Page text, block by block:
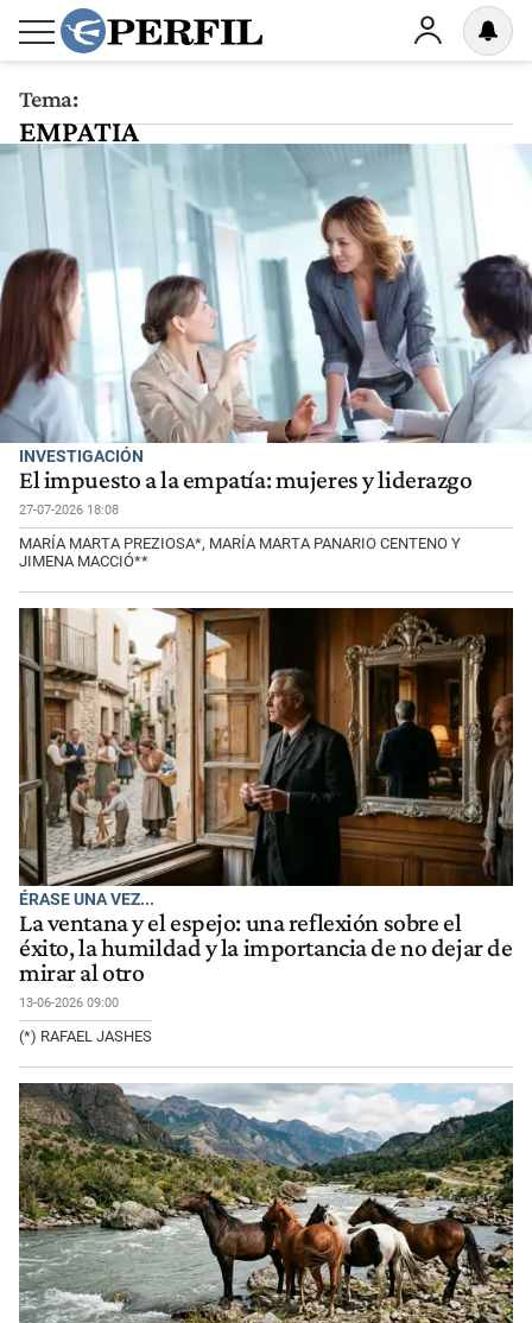
Tema:
EMPATIA
INVESTIGACIÓN
El impuesto a la empatía: mujeres y liderazgo
27-07-2026 18:08
MARÍA MARTA PREZIOSA*, MARÍA MARTA PANARIO CENTENO Y
JIMENA MACCIÓ**
ÉRASE UNA VEZ...
La ventana y el espejo: una reflexión sobre el
éxito, la humildad y la importancia de no dejar de
mirar al otro
13-06-2026 09:00
(*) RAFAEL JASHES